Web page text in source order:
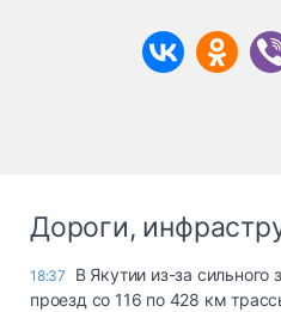
Дороги,
18:37
В Якутии из-за
проезд со 116 по 428 км